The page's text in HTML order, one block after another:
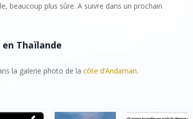
beaucoup plus sûre. A suivre dans un prochain
Thaïlande
la galerie photo de la côte d’Andaman.